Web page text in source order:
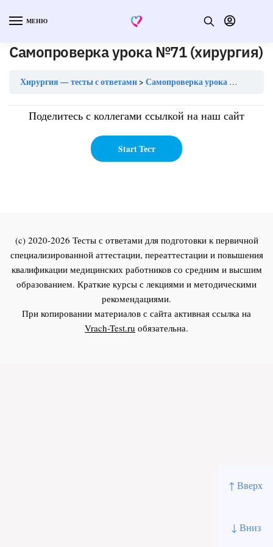
↑ Вверх
↓ Вниз
МЕНЮ
Самопроверка урока №71 (хирургия)
Хирургия — тесты с ответами Самопроверка урока №71 (хирургия)
Поделитесь с коллегами ссылкой на наш сайт
(c) 2020-2026 Тесты с ответами для подготовки к первичной
специализированной аттестации, переаттестации и повышения
квалификации медицинских работников со средним и высшим
образованием. Краткие курсы с лекциями и методическими
рекомендациями.
При копировании материалов с сайта активная ссылка на
Vrach-Test.ru обязательна.